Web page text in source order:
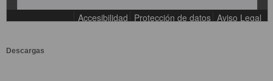
Descargas